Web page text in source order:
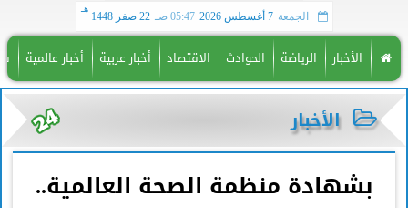
الجمعة 7 أغسطس 2026 05:47 صـ 22 صفر 1448
هـ
الأخبار الرياضة الحوادث الاقتصاد أخبار عربية أخبار عالمية
الأخبار
بشهادة منظمة الصحة العالمية..